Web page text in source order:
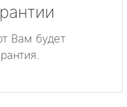
Вам будет